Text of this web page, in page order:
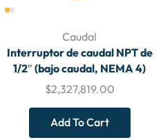
Caudal
Interruptor de caudal NPT de
1/2″ (bajo caudal, NEMA 4)
$2,327,819.00
Add To Cart